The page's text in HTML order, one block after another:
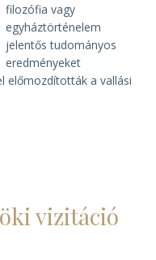
filozófia vagy
egyháztörténelem
jelentős tudományos
eredményeket
előmozdították a vallási
vizitáció